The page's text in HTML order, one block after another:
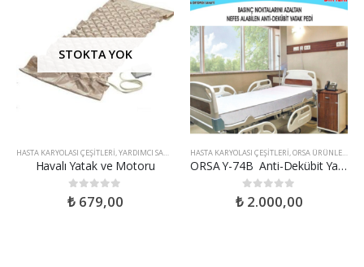
STOKTA YOK
HASTA KARYOLASI ÇEŞITLERI,YARDIMCI SAĞLIK ÜRÜNLERI
Havalı Yatak ve Motoru
0 out of 5
₺679,00
HASTA KARYOLASI ÇEŞITLERI,ORSA ÜRÜNLERI
ORSA Y-74B Anti-Dekübit Yatak Pedi
0out of 5
₺2.000,00